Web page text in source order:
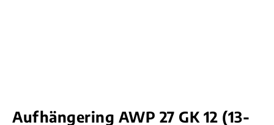
Aufhängering AWP 27 GK 12 (13-